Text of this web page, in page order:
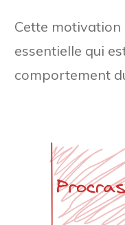
Cette
essentielle qui
comportement